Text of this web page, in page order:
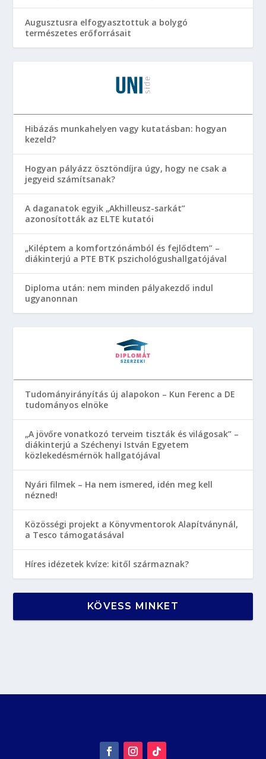
Augusztusra elfogyasztottuk a bolygó
természetes erőforrásait
Hibázás munkahelyen vagy kutatásban: hogyan
kezeld?
Hogyan pályázz ösztöndíjra úgy, hogy ne csak a
jegyeid számítsanak?
A daganatok egyik „Akhilleusz-sarkát”
azonosították az ELTE kutatói
„Kiléptem a komfortzónámból és fejlődtem” –
diákinterjú a PTE BTK pszichológushallgatójával
Diploma után: nem minden pályakezdő indul
ugyanonnan
Tudományirányítás új alapokon – Kun Ferenc a DE
tudományos elnöke
„A jövőre vonatkozó terveim tiszták és világosak” –
diákinterjú a Széchenyi István Egyetem
közlekedésmérnök hallgatójával
Nyári filmek – Ha nem ismered, idén meg kell
nézned!
Közösségi projekt a Könyvmentorok Alapítványnál,
a Tesco támogatásával
Híres idézetek kvíze: kitől származnak?
KÖVESS MINKET